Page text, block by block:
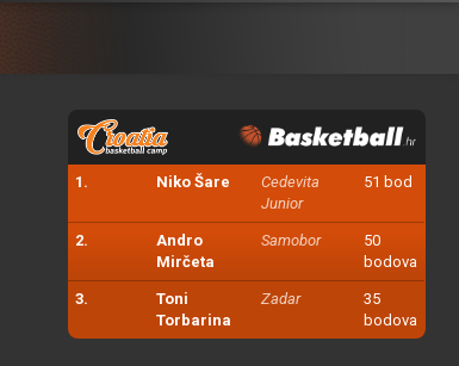
1. Niko Šare
Cedevita
Junior
51 bod
2.
Andro
Mirčeta
Samobor
50
bodova
3.
Toni
Torbarina
Zadar
35
bodova